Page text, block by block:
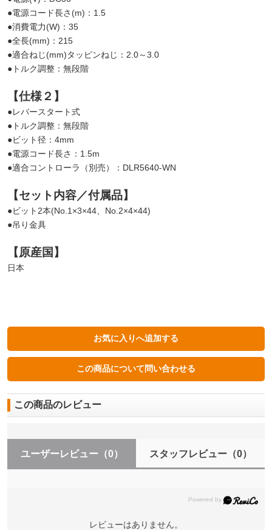
●電源コード長さ(m)：1.5
●消費電力(W)：35
●全長(mm)：215
●適合ねじ(mm)タッピンねじ：2.0～3.0
●トルク調整：無段階
【仕様２】
●レバースタート式
●トルク調整：無段階
●ビット径：4mm
●電源コード長さ：1.5m
●適合コントローラ（別売）：DLR5640-WN
【セット内容／付属品】
●ビット2本(No.1×3×44、No.2×4×44)
●吊り金具
【原産国】
日本
この商品のレビュー
ユーザーレビュー （0） スタッフレビュー（0）
レビューはありません。